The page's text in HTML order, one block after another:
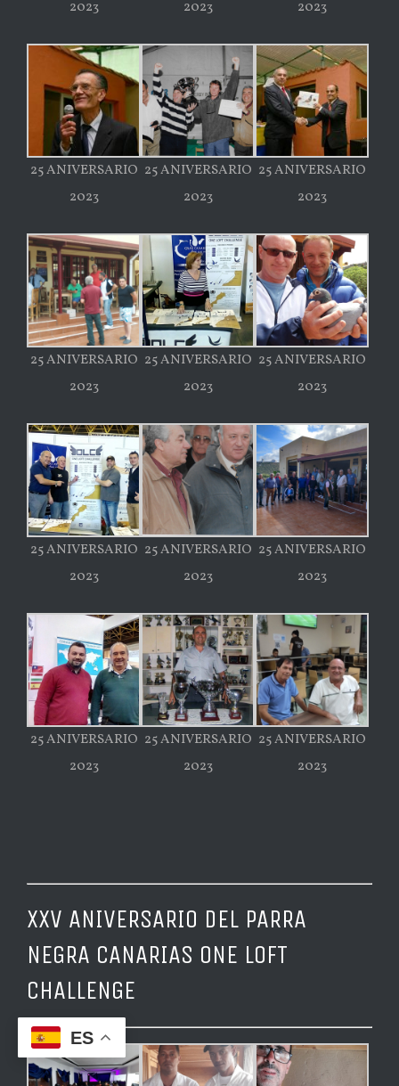
2023
2023
2023
25 ANIVERSARIO
2023
25 ANIVERSARIO
2023
25 ANIVERSARIO
2023
25 ANIVERSARIO
2023
25 ANIVERSARIO
2023
25 ANIVERSARIO
2023
25 ANIVERSARIO
2023
25 ANIVERSARIO
2023
25 ANIVERSARIO
2023
25 ANIVERSARIO
2023
25 ANIVERSARIO
2023
25 ANIVERSARIO
2023
XXV ANIVERSARIO DEL PARRA
NEGRA CANARIAS ONE LOFT
CHALLENGE
ES